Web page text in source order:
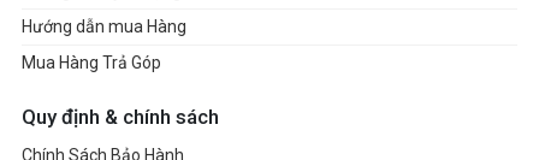
Hướng dẫn mua Hàng
Mua Hàng Trả Góp
Quy định & chính sách
Chính Sách Bảo Hành